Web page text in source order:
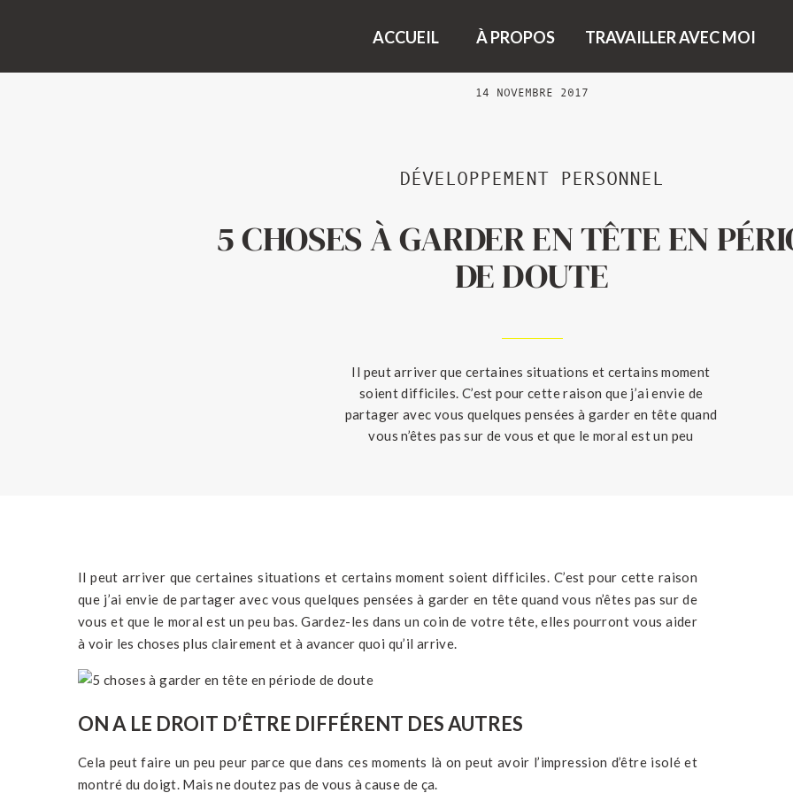
À PROPOS TRAVAILLER AVEC MOI
ACCUEIL
DÉVELOPPEMENT PERSONNEL
5 CHOSES À GARDER EN TÊTE EN
DE DOUTE
Il peut arriver que certaines situations et certains moment
soient difficiles. C’est pour cette raison que j’ai envie de
partager avec vous quelques pensées à garder en tête quand
vous n’êtes pas sur de vous et que le moral est un peu
14 NOVEMBRE 2017
Il peut arriver que certaines situations et certains moment soient difficiles. C’est pour cette raison
que j’ai envie de partager avec vous quelques pensées à garder en tête quand vous n’êtes pas sur de
vous et que le moral est un peu bas. Gardez-les dans un coin de votre tête, elles pourront vous aider
à voir les choses plus clairement et à avancer quoi qu’il arrive.
ON A LE DROIT D’ÊTRE DIFFÉRENT DES AUTRES
Cela peut faire un peu peur parce que dans ces moments là on peut avoir l’impression d’être isolé et
montré du doigt. Mais ne doutez pas de vous à cause de ça.